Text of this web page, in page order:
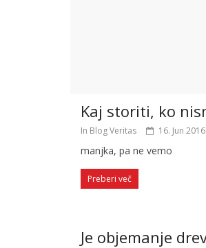
Kaj storiti, ko
In Blog Veritas 16. Jun
manjka, pa ne vemo
Preberi več
Je objemanje